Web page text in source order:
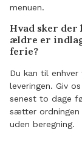
menuen.
Hvad sker der
ældre er
ferie?
Du kan til enhver
leveringen. Giv
senest to dage
sætter ordningen
uden beregning.